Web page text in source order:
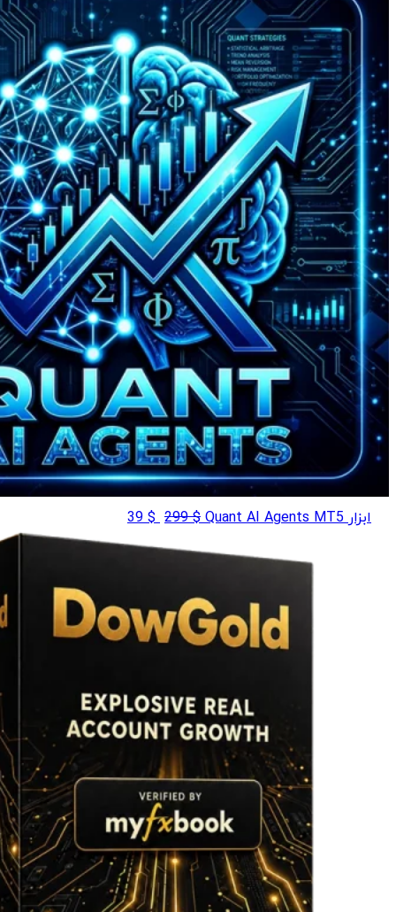
ابزار Quant AI Agents MT5 $
299
قیمت
اصلی
$
39
قیمت
فعلی